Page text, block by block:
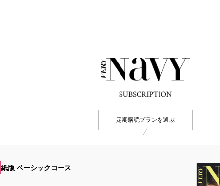
定期購読プランを選ぶ
紙版 ベーシックコース